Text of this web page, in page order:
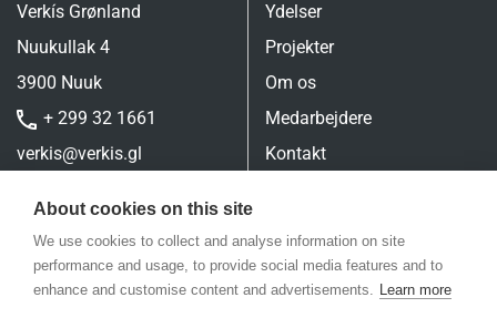
Verkís Grønland
Nuukullak 4
3900 Nuuk
+ 299 32 1661
verkis@verkis.gl
Ydelser
Projekter
Om os
Medarbejdere
Kontakt
About cookies on this site
We use cookies to collect and analyse information on site
performance and usage, to provide social media features and to
enhance and customise content and advertisements. Learn more